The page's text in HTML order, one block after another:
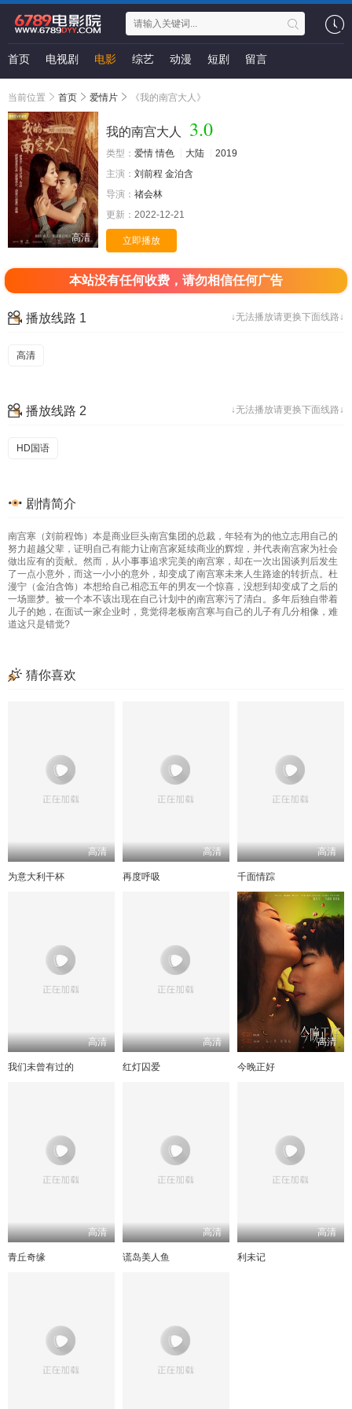
首页 电视剧 电影 综艺 动漫 短剧 留言
当前位置 首页 爱情片 《我的南宫大人》
高清
我的南宫大人 3.0
类型： 爱情 情色 大陆
2019
主演： 刘前程 金泊含
导演： 禇会林
更新： 2022-12-21
立即播放
本站没有任何收费，请勿相信任何广告
↓无法播放请更换下面线路↓
播放线路 1
高清
↓无法播放请更换下面线路↓
播放线路 2
HD国语
剧情简介
南宫寒（刘前程饰）本是商业巨头南宫集团的总裁，年轻有为的他立志用自己的
努力超越父辈，证明自己有能力让南宫家延续商业的辉煌，并代表南宫家为社会
做出应有的贡献。然而，从小事事追求完美的南宫寒，却在一次出国谈判后发生
了一点小意外，而这一小小的意外，却变成了南宫寒未来人生路途的转折点。杜
漫宁（金泊含饰）本想给自己相恋五年的男友一个惊喜，没想到却变成了之后的
一场噩梦。被一个本不该出现在自己计划中的南宫寒污了清白。多年后独自带着
儿子的她，在面试一家企业时，竟觉得老板南宫寒与自己的儿子有几分相像，难
道这只是错觉?
猜你喜欢
高清
为意大利干杯
高清
再度呼吸
高清
千面情踪
高清
我们未曾有过的
高清
红灯囚爱
高清
今晚正好
高清
青丘奇缘
高清
谎岛美人鱼
高清
利未记